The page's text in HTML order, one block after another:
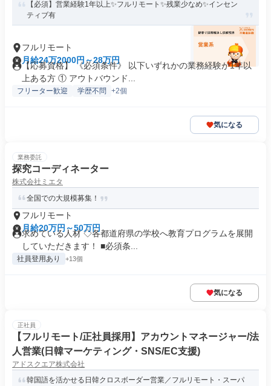
【必須】営業経験1年以上✨フルリモート✨残業少なめ✨インセン
ティブ有
フルリモート
月給24万2000円～28万円
【応募資格】 《必須条件》 以下いずれかの業務経験が1年以
上ある方 ① アウトバウンド...
フリーター歓迎 学歴不問 +2個
気になる
業務委託
探究コーディネーター
株式会社ミエタ
全国での大規模募集！
フルリモート
月給20万円～50万円
求めている人材 ◇各都道府県の学校へ教育プログラムを展開
していただきます！ ■必須条...
社員登用あり +13個
気になる
正社員
【フルリモート/正社員採用】アカウントマネージャー/法
人営業(日韓マーケティング・SNS/EC支援)
アドスクエア株式会社
韓国語を活かせる日韓クロスボーダー営業／フルリモート・スーパ